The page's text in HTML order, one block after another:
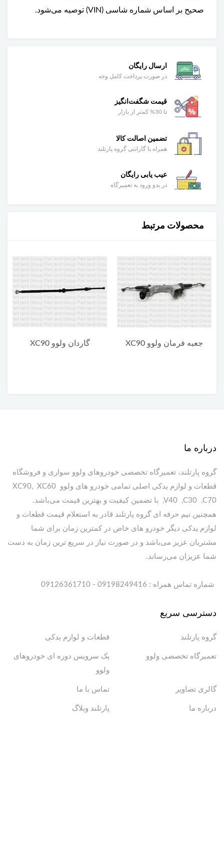
صحیح بر اساس شماره شاسی (VIN) توصیه می‌شود.
ارسال رایگان
در صورت پرداخت کامل وجه
قیمت شگفت‌انگیز
تا 30% کمتر از بازار
تضمین اصالت کالا
همراه با گارانتی گروه پارتلند
عیب یابی رایگان
در بدو ورود به تعمیرگاه
محصولات مرتبط
گاردان ولوو XC90
یونیت پایین چراغ جلو ولوو
درباره ما
گروه پارتلند، تعمیرگاه تخصصی خودروهای ولوو سواری و فروشگاه
قطعات و لوازم یدکی اصلی تمامی خودرو های ولوو XC90, XC60
,V40 ,C30 ,C70 با تضمین کیفیت و بهترین قیمت می‌باشد.
همچنین تیم حرفه ای گروه پارتلند قادر به استعلام قیمت قطعات و
لوازم یدکی دیگر خودرو های خاص در کمترین زمان برای شما
مشتریان عزیز می‌باشد و در صورت نیاز در سریع ترین زمان به دست
شما عزیزان می‌رساند.
شماره تماس همراه : 09198249416 - 09126361710
دسترسی سریع
گروه پارتلند قطعات و لوازم یدکی
تعمیرگاه تخصصی ولوو
پک سرویس دوره ای خودروهای
ولوو
گالری تصاویر تماس با ما
درباره ما پارتلند وبلاگ